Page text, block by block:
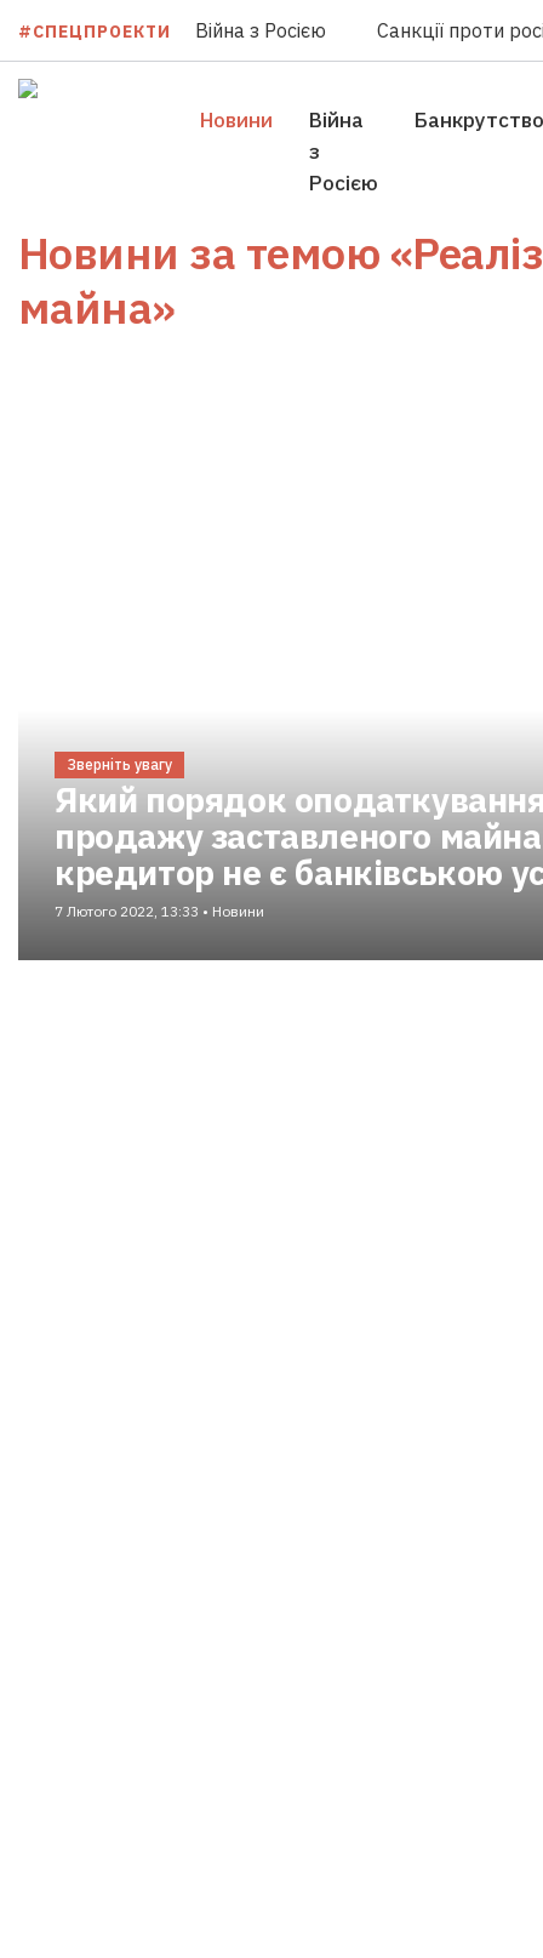
#СПЕЦПРОЕКТИ Війна з Росією Санкції проти
Новини
Війна
з
Росією
Банкрутство
Новини за темою
майна»
Зверніть увагу
Який порядок оподаткування
продажу заставленого
кредитор не є банківською
7 Лютого 2022, 13:33 • Новини